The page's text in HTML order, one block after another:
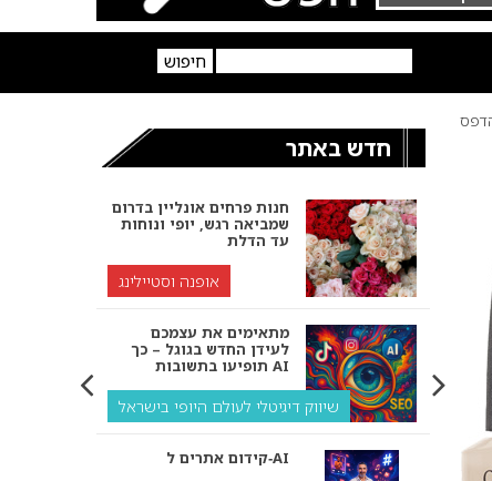
חדש באתר
חנות פרחים אונליין בדרום
שמביאה רגש, יופי ונוחות
עד הדלת
אופנה וסטיילינג
מתאימים את עצמכם
לעידן החדש בגוגל – כך
תופיעו בתשובות AI
שיווק דיגיטלי לעולם היופי בישראל
קידום אתרים ל‑AI